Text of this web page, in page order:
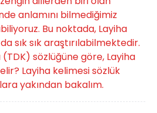
anlamını bilmediğimiz
Bu noktada, Layiha
sık sık araştırılabilmektedir.
(TDK) sözlüğüne göre, Layiha
Layiha kelimesi sözlük
yakından bakalım.